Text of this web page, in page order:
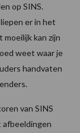
op SINS.
er in het
kan zijn
weet waar je
handvaten
van SINS